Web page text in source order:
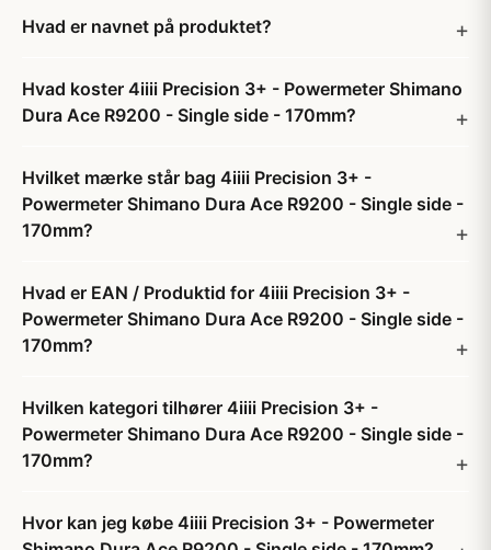
Hvad er navnet på produktet?
Hvad koster 4iiii Precision 3+ - Powermeter Shimano
Dura Ace R9200 - Single side - 170mm?
Hvilket mærke står bag 4iiii Precision 3+ -
Powermeter Shimano Dura Ace R9200 - Single side -
170mm?
Hvad er EAN / Produktid for 4iiii Precision 3+ -
Powermeter Shimano Dura Ace R9200 - Single side -
170mm?
Hvilken kategori tilhører 4iiii Precision 3+ -
Powermeter Shimano Dura Ace R9200 - Single side -
170mm?
Hvor kan jeg købe 4iiii Precision 3+ - Powermeter